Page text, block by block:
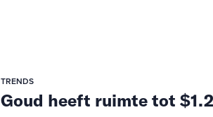
TRENDS
Goud heeft ruimte tot